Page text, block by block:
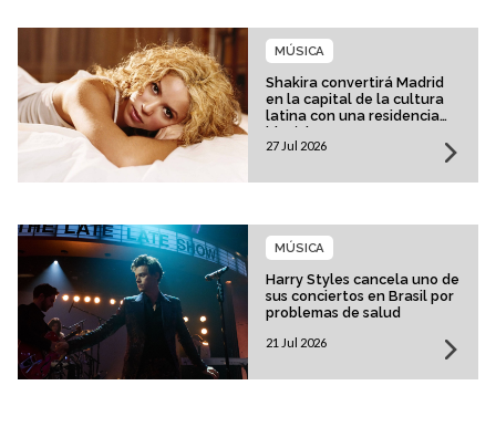
Shakira convertirá Madrid
en la capital de la cultura
latina con una residencia
histórica
MÚSICA
27 Jul 2026
Harry Styles cancela uno de
sus conciertos en Brasil por
problemas de salud
MÚSICA
21 Jul 2026